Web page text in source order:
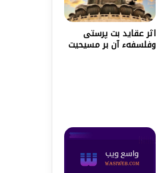
اثر عقاید بت پرستی
وفلسفهء آن بر مسیحیت